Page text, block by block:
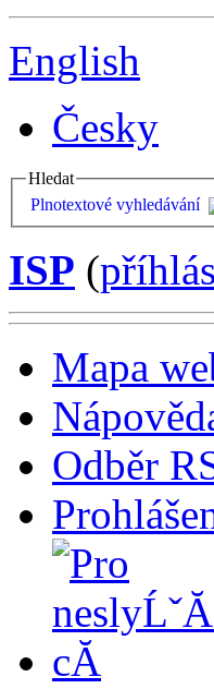
English
Česky
Hledat
Plnotextové vyhledávání
ISP (
Mapa
Odběr